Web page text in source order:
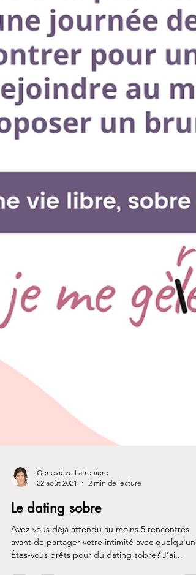
Genevieve Lafreniere
22 août 2021
2 min de lecture
Le dating sobre
Avez-vous déjà attendu au moins 5 rencontres